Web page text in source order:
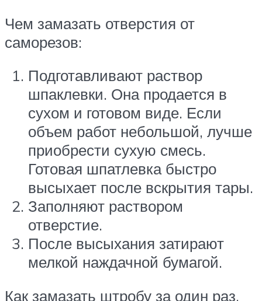
Чем замазать отверстия от
саморезов:
Подготавливают раствор
шпаклевки. Она продается в
сухом и готовом виде. Если
объем работ небольшой, лучше
приобрести сухую смесь.
Готовая шпатлевка быстро
высыхает после вскрытия тары.
Заполняют раствором
отверстие.
После высыхания затирают
мелкой наждачной бумагой.
Как замазать штробу за один раз,